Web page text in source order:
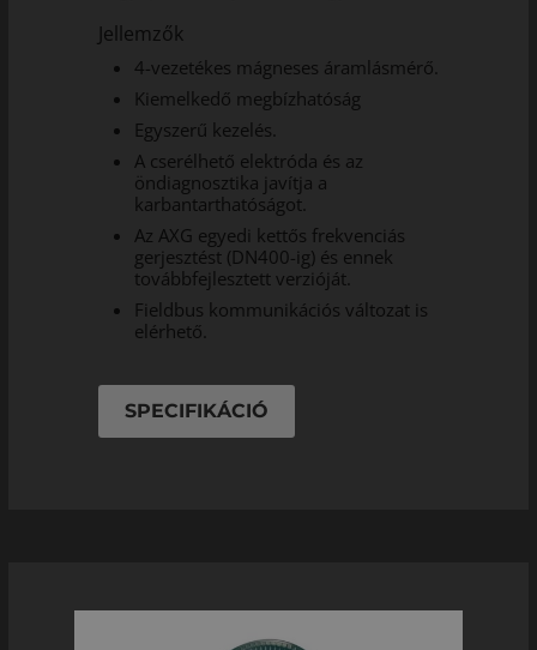
Jellemzők
4-vezetékes mágneses áramlásmérő.
Kiemelkedő megbízhatóság
Egyszerű kezelés.
A cserélhető elektróda és az
öndiagnosztika javítja a
karbantarthatóságot.
Az AXG egyedi kettős frekvenciás
gerjesztést (DN400-ig) és ennek
továbbfejlesztett verzióját.
Fieldbus kommunikációs változat is
elérhető.
SPECIFIKÁCIÓ